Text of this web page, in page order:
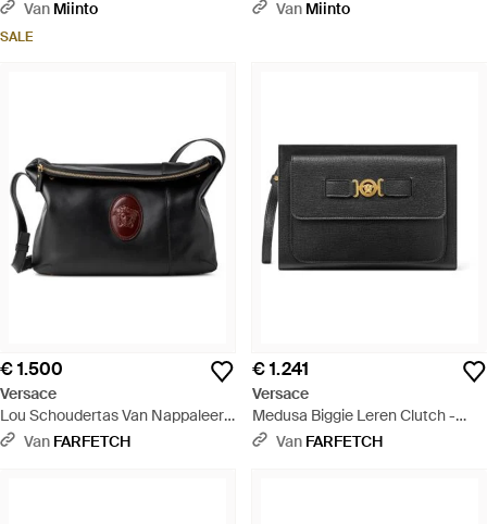
Zwart
Van Miinto
SALE
Messenger Tas Met Rits - Zwart
Van Miinto
€ 1.500
Versace
Lou Schoudertas Van Nappaleer -
Zwart
Van FARFETCH
€ 1.241
Versace
Medusa Biggie Leren Clutch -
Zwart
Van FARFETCH